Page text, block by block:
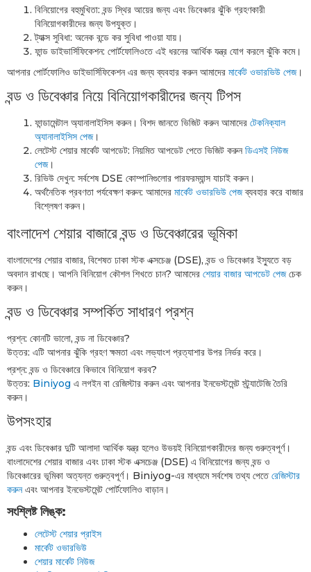
বিনিয়োগের বহুমুখিতা: বন্ড স্থির আয়ের জন্য এবং ডিবেঞ্চার ঝুঁকি গ্রহণকারী
বিনিয়োগকারীদের জন্য উপযুক্ত।
ট্যাক্স সুবিধা: অনেক বন্ডে কর সুবিধা পাওয়া যায়।
ফান্ড ডাইভার্সিফিকেশন: পোর্টফোলিওতে এই ধরনের আর্থিক যন্ত্র যোগ করলে ঝুঁকি কমে।
আপনার পোর্টফোলিও ডাইভার্সিফিকেশন এর জন্য ব্যবহার করুন আমাদের মার্কেট ওভারভিউ পেজ।
বন্ড ও ডিবেঞ্চার নিয়ে বিনিয়োগকারীদের জন্য টিপস
ফান্ডামেন্টাল অ্যানালাইসিস করুন। বিশদ জানতে ভিজিট করুন আমাদের টেকনিক্যাল
অ্যানালাইসিস পেজ।
লেটেস্ট শেয়ার মার্কেট আপডেট: নিয়মিত আপডেট পেতে ভিজিট করুনডিএসই নিউজ
পেজ।
রিভিউ দেখুন: সর্বশেষ DSE কোম্পানিগুলোর পারফরম্যান্স যাচাই করুন।
অর্থনৈতিক প্রবণতা পর্যবেক্ষণ করুন: আমাদের মার্কেট ওভারভিউ পেজব্যবহার করে বাজার
বিশ্লেষণ করুন।
বাংলাদেশ শেয়ার বাজারে বন্ড ও ডিবেঞ্চারের ভূমিকা
বাংলাদেশের শেয়ার বাজার, বিশেষত ঢাকা স্টক এক্সচেঞ্জ (DSE), বন্ড ও ডিবেঞ্চার ইস্যুতে বড়
অবদান রাখছে। আপনি বিনিয়োগ কৌশল শিখতে চান? আমাদের শেয়ার বাজার আপডেট পেজচেক
করুন।
বন্ড ও ডিবেঞ্চার সম্পর্কিত সাধারণ প্রশ্ন
প্রশ্ন: কোনটি ভালো, বন্ড না ডিবেঞ্চার?
উত্তর: এটি আপনার ঝুঁকি গ্রহণ ক্ষমতা এবং লভ্যাংশ প্রত্যাশার উপর নির্ভর করে।
প্রশ্ন: বন্ড ও ডিবেঞ্চারে কিভাবে বিনিয়োগ করব?
উত্তর: Biniyog এ লগইন বা রেজিস্টার করুন এবং আপনার ইনভেস্টমেন্ট স্ট্র্যাটেজি তৈরি
করুন।
উপসংহার
বন্ড এবং ডিবেঞ্চার দুটি আলাদা আর্থিক যন্ত্র হলেও উভয়ই বিনিয়োগকারীদের জন্য গুরুত্বপূর্ণ।
বাংলাদেশের শেয়ার বাজার এবং ঢাকা স্টক এক্সচেঞ্জ (DSE) এ বিনিয়োগের জন্য বন্ড ও
ডিবেঞ্চারের ভূমিকা অত্যন্ত গুরুত্বপূর্ণ। Biniyog-এর মাধ্যমে সর্বশেষ তথ্য পেতেরেজিস্টার
করুনএবং আপনার ইনভেস্টমেন্ট পোর্টফোলিও বাড়ান।
সংশ্লিষ্ট লিঙ্ক:
লেটেস্ট শেয়ার প্রাইস
মার্কেট ওভারভিউ
শেয়ার মার্কেট নিউজ